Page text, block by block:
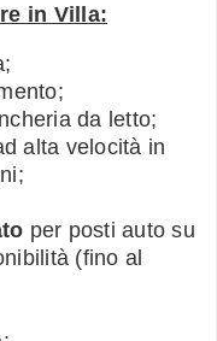
in Villa:
da letto;
alta velocità in
per posti auto su
(fino al